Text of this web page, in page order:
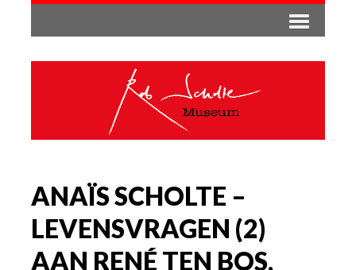
ANAÏS SCHOLTE –
LEVENSVRAGEN (2)
AAN RENÉ TEN BOS,